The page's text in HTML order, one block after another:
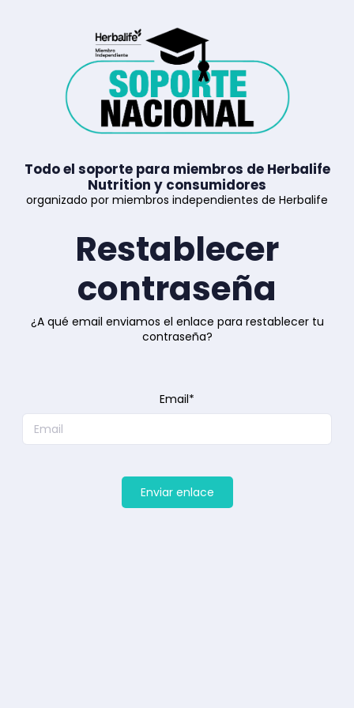
Todo el soporte para miembros de Herbalife
Nutrition y consumidores
organizado por miembros independientes de Herbalife
Restablecer
contraseña
¿A qué email enviamos el enlace para restablecer tu
contraseña?
Email*